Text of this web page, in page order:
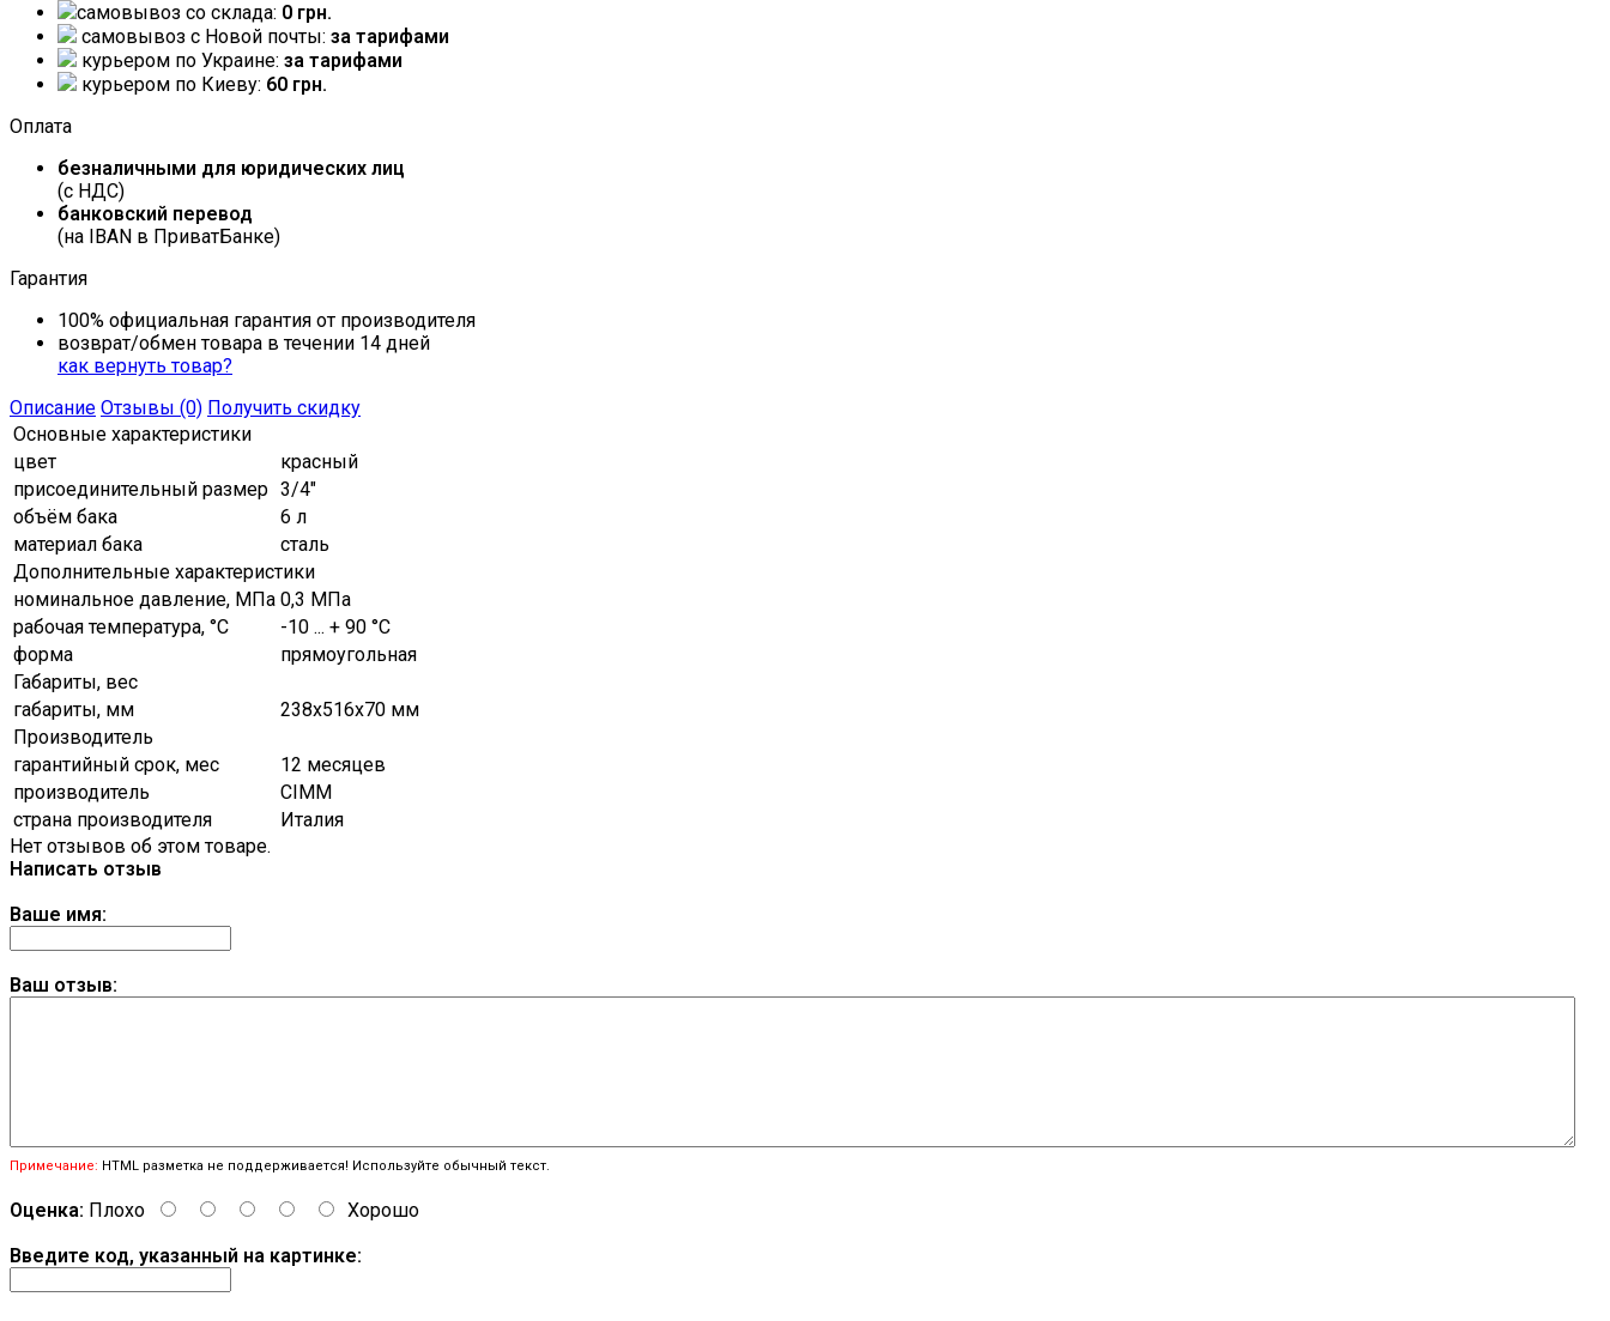
самовывоз со склада: 0 грн.
самовывоз c Новой почты: за тарифами
курьером по Украине: за тарифами
курьером по Киеву: 60 грн.
Оплата
безналичными для юридических лиц
(с НДС)
банковский перевод
(на IBAN в ПриватБанке)
Гарантия
100% официальная гарантия от производителя
возврат/обмен товара в течении 14 дней
как вернуть товар?
Описание Отзывы (0) Получить скидку
Основные характеристики
цвет
красный
присоединительный размер 3/4"
объём бака
6 л
материал бака
сталь
Дополнительные характеристики
номинальное давление, МПа 0,3 МПа
рабочая температура, °C
-10 ... + 90 °С
форма
прямоугольная
Габариты, вес
габариты, мм
238х516х70 мм
Производитель
гарантийный срок, мес
12 месяцев
производитель
CIMM
страна производителя
Италия
Нет отзывов об этом товаре.
Написать отзыв
Ваше имя:
Ваш отзыв:
Примечание: HTML разметка не поддерживается! Используйте обычный текст.
Оценка: Плохо
Хорошо
Введите код, указанный на картинке: